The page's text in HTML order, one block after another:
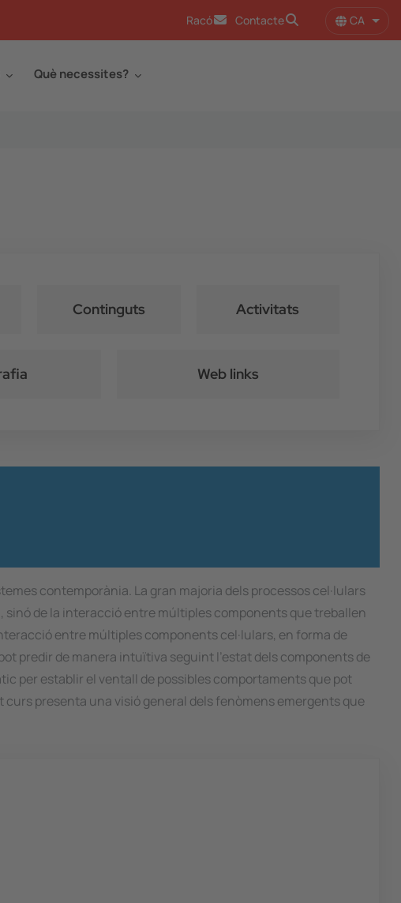
Racó Contacte CA
Què necessites?
Continguts Activitats
Web links
contemporània. La gran majoria dels processos cel·lulars
sinó de la interacció entre múltiples components que treballen
entre múltiples components cel·lulars, en forma de
predir de manera intuïtiva seguint l'estat dels components de
per establir el ventall de possibles comportaments que pot
presenta una visió general dels fenòmens emergents que